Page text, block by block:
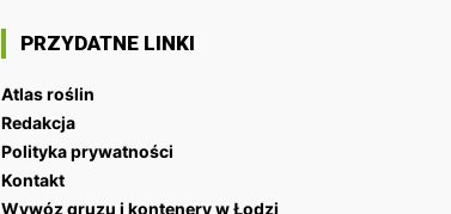
PRZYDATNE LINKI
Atlas roślin
Redakcja
Polityka prywatności
Kontakt
Wywóz gruzu i kontenery w Łodzi